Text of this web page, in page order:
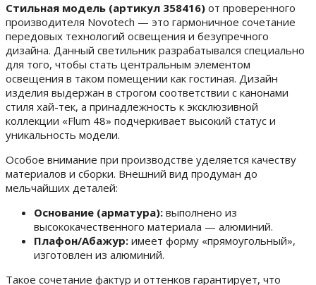
Стильная модель (артикул 358416) от проверенного
производителя Novotech — это гармоничное сочетание
передовых технологий освещения и безупречного
дизайна. Данный светильник разрабатывался специально
для того, чтобы стать центральным элементом
освещения в таком помещении как гостиная. Дизайн
изделия выдержан в строгом соответствии с канонами
стиля хай-тек, а принадлежность к эксклюзивной
коллекции «Flum 48» подчеркивает высокий статус и
уникальность модели.
Особое внимание при производстве уделяется качеству
материалов и сборки. Внешний вид продуман до
мельчайших деталей:
Основание (арматура): выполнено из
высококачественного материала — алюминий.
Плафон/Абажур: имеет форму «прямоугольный»,
изготовлен из алюминий.
Такое сочетание фактур и оттенков гарантирует, что